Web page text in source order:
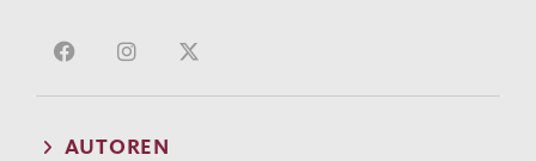
AUTOREN